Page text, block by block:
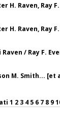
H. Raven, Ray
H. Raven, Ray
/ Ray F.
M. Smith...
1 2 3 4 5 6 7 8 9